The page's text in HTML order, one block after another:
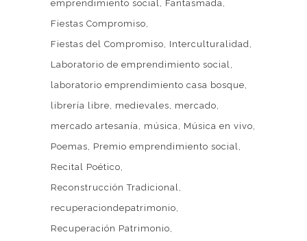
emprendimiento social
Fantasmada
Fiestas Compromiso
Fiestas del Compromiso
Interculturalidad
Laboratorio de emprendimiento social
laboratorio emprendimiento casa bosque
librería libre
medievales
mercado
mercado artesanía
música
Música en vivo
Poemas
Premio emprendimiento social
Recital Poético
Reconstrucción Tradicional
recuperaciondepatrimonio
Recuperación Patrimonio